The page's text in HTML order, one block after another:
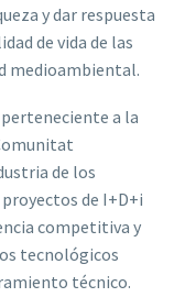
y dar respuesta
de vida de las
medioambiental.
a la
de los
de I+D+i
competitiva y
tecnológicos
técnico.